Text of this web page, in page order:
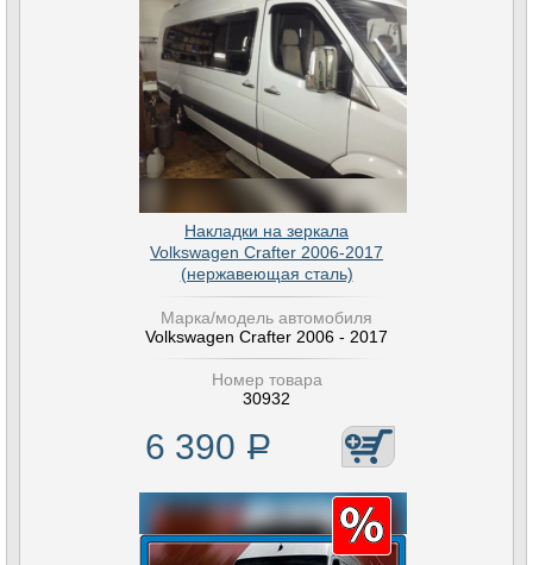
Накладки на зеркала
Volkswagen Crafter 2006-2017
(нержавеющая сталь)
Марка/модель автомобиля
Volkswagen Crafter 2006 - 2017
Номер товара
30932
6 390 Р